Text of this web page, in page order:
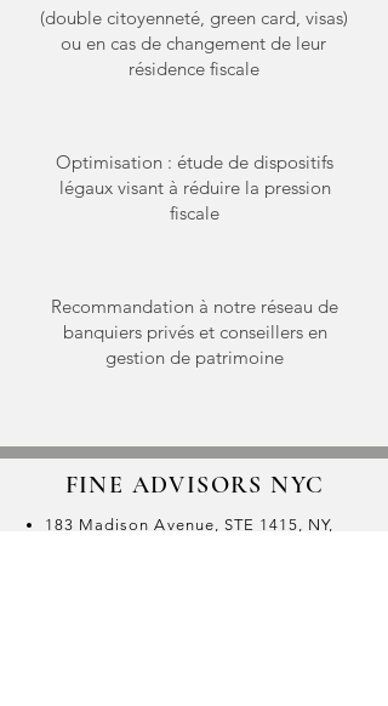
(double citoyenneté, green card, visas)
ou en cas de changement de leur
résidence fiscale
Optimisation : étude de dispositifs
légaux visant à réduire la pression
fiscale
Recommandation à notre réseau de
banquiers privés et conseillers en
gestion de patrimoine
FINE ADVISORS NYC
183 Madison Avenue, STE 1415, NY,